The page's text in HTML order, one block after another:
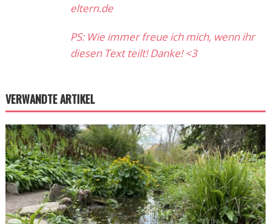
eltern.de
PS: Wie immer freue ich mich, wenn ihr
diesen Text teilt! Danke! <3
VERWANDTE ARTIKEL